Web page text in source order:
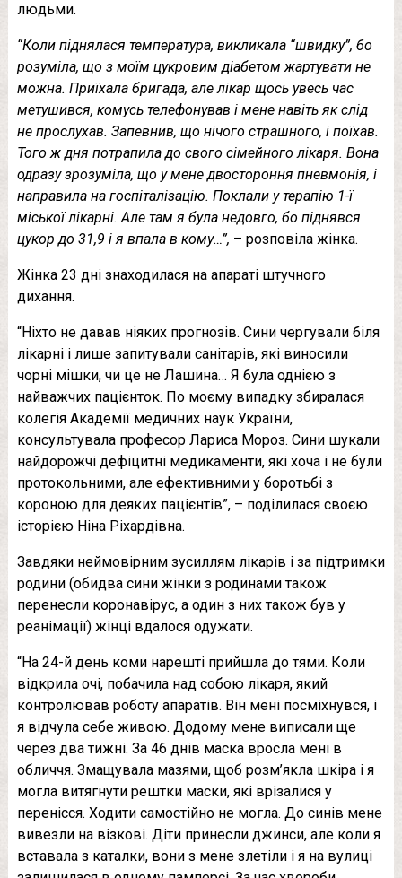
людьми.
“Коли піднялася температура, викликала “швидку”, бо
розуміла, що з моїм цукровим діабетом жартувати не
можна. Приїхала бригада, але лікар щось увесь час
метушився, комусь телефонував і мене навіть як слід
не прослухав. Запевнив, що нічого страшного, і поїхав.
Того ж дня потрапила до свого сімейного лікаря. Вона
одразу зрозуміла, що у мене двостороння пневмонія, і
направила на госпіталізацію. Поклали у терапію 1-ї
міської лікарні. Але там я була недовго, бо піднявся
цукор до 31,9 і я впала в кому…”, – розповіла жінка.
Жінка 23 дні знаходилася на апараті штучного
дихання.
“Ніхто не давав ніяких прогнозів. Сини чергували біля
лікарні і лише запитували санітарів, які виносили
чорні мішки, чи це не Лашина… Я була однією з
найважчих пацієнток. По моєму випадку збиралася
колегія Академії медичних наук України,
консультувала професор Лариса Мороз. Сини шукали
найдорожчі дефіцитні медикаменти, які хоча і не були
протокольними, але ефективними у боротьбі з
короною для деяких пацієнтів”, – поділилася своєю
історією Ніна Ріхардівна.
Завдяки неймовірним зусиллям лікарів і за підтримки
родини (обидва сини жінки з родинами також
перенесли коронавірус, а один з них також був у
реанімації) жінці вдалося одужати.
“На 24-й день коми нарешті прийшла до тями. Коли
відкрила очі, побачила над собою лікаря, який
контролював роботу апаратів. Він мені посміхнувся, і
я відчула себе живою. Додому мене виписали ще
через два тижні. За 46 днів маска вросла мені в
обличчя. Змащувала мазями, щоб розм’якла шкіра і я
могла витягнути рештки маски, які врізалися у
перенісся. Ходити самостійно не могла. До синів мене
вивезли на візкові. Діти принесли джинси, але коли я
вставала з каталки, вони з мене злетіли і я на вулиці